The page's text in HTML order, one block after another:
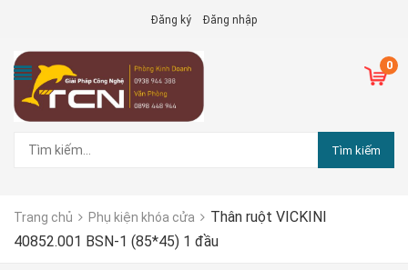
Đăng ký Đăng nhập
0
Tìm kiếm
Trang chủ Phụ kiện khóa cửa
Thân ruột VICKINI
40852.001 BSN-1 (85*45) 1 đầu